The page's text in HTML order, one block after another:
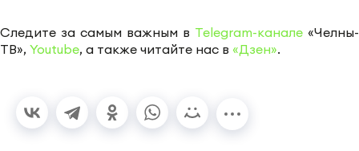
Следите за самым важным в Telegram-канале «Челны-
ТВ», Youtube, а также читайте нас в «Дзен».